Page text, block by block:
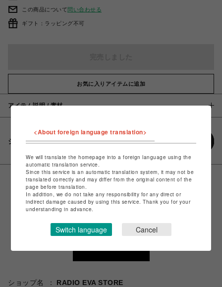
この商品について問い合わせる
ギフト：ラッピング不可
お気に入りアイテムに追加
アイテム説明 / 素材
シェアする
ショップ名
RADIO EVA STORE
<About foreign language translation>
We will translate the homepage into a foreign language using the
automatic translation service.
Since this service is an automatic translation system, it may not be
translated correctly and may differ from the original content of the
page before translation.
In addition, we do not take any responsibility for any direct or
indirect damage caused by using this service. Thank you for your
understanding in advance.
Switch language Cancel